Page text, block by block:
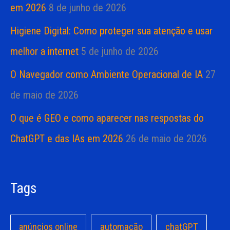
em 2026 8 de junho de 2026
Higiene Digital: Como proteger sua atenção e usar
melhor a internet 5 de junho de 2026
O Navegador como Ambiente Operacional de IA 27
de maio de 2026
O que é GEO e como aparecer nas respostas do
ChatGPT e das IAs em 2026 26 de maio de 2026
Tags
anúncios online automação chatGPT